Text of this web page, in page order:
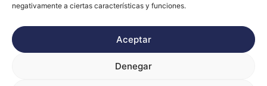
negativamente a ciertas características y funciones.
Aceptar
Denegar